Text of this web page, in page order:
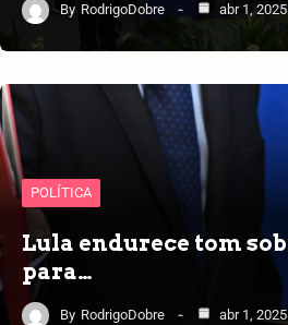
By RodrigoDobre abr 1, 2025
POLÍTICA
Lula endurece tom
para…
By RodrigoDobre abr 1, 2025